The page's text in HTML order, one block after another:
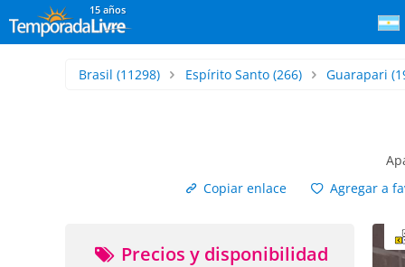
15 años
Brasil (11298) Espírito Santo(266) Guarapari
Copiar enlace
Agregar a
Precios y disponibilidad